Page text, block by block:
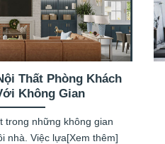
Thất Phòng Khách
Không Gian
trong những không gian
nhà. Việc lựa[Xem thêm]